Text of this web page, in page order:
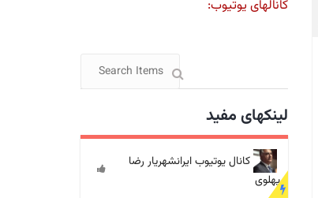
کانالهای یوتیوب:
لینکهای مفید
کانال یوتیوب ایرانشهریار رضا
پهلوی